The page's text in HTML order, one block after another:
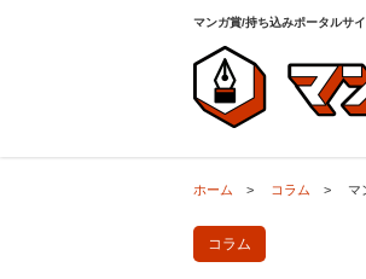
マンガ賞/持ち込みポータルサイ
ホーム > コラム > マ
コラム